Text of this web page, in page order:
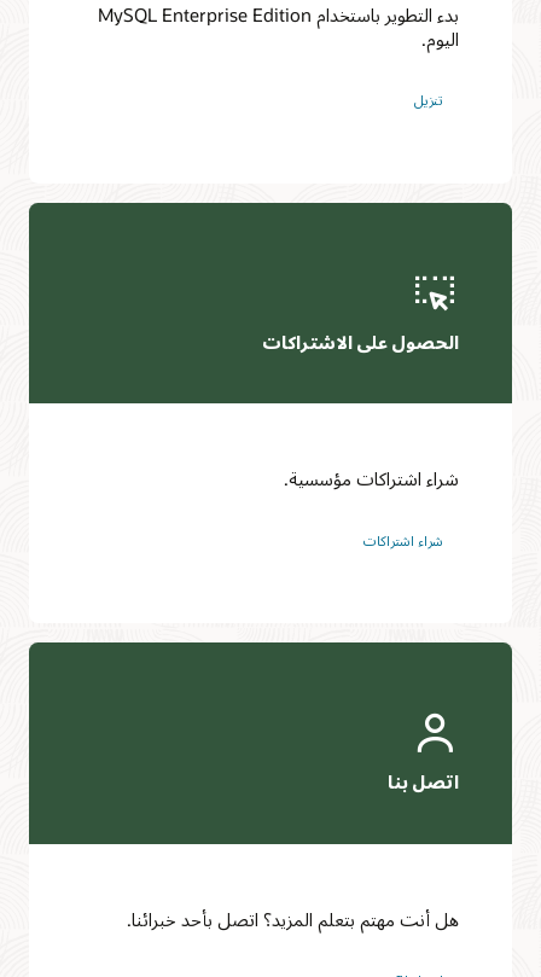
بدء التطوير باستخدام MySQL Enterprise Edition
اليوم.
تنزيل
الحصول على الاشتراكات
شراء اشتراكات مؤسسية.
شراء اشتراكات
‏‎‎‏اتصل بنا‎‏
هل أنت مهتم بتعلم المزيد؟ اتصل بأحد خبرائنا.